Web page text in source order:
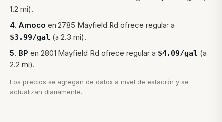
1.2 mi).
4. Amoco en 2785 Mayfield Rd ofrece regular a
$3.99/gal (a 2.3 mi).
5. BP en 2801 Mayfield Rd ofrece regular a $4.09/gal (a
2.2 mi).
Los precios se agregan de datos a nivel de estación y se
actualizan diariamente.